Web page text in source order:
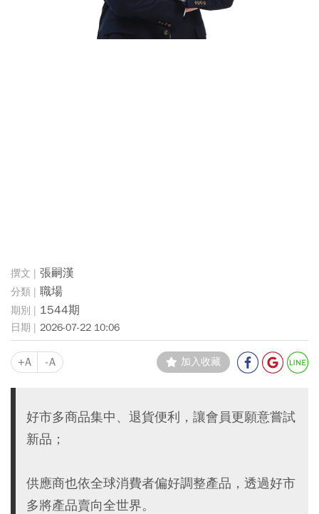
張嗣漢
職場
1544期
2026-07-22 10:06
+A -A 加入收藏
好市多商品集中、退貨便利，讓會員更願意嘗試
新品；
供應商也依全球消費者偏好調整產品，透過好市
多將產品賣向全世界。